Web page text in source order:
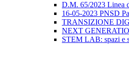
D.M. 65/2023 Linea
16-05-2023 PNSD
TRANSIZIONE
NEXT
STEM LAB: spazi e